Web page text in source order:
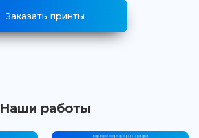
Заказать принты
Наши работы